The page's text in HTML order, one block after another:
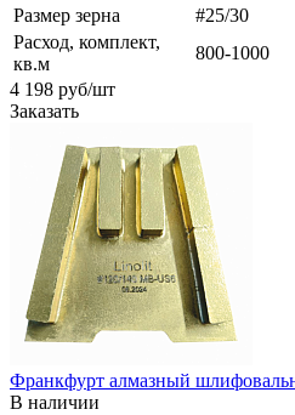
Размер зерна
#25/30
Расход, комплект,
кв.м
800-1000
4 198 руб/шт
Заказать
Франкфурт алмазный
В наличии